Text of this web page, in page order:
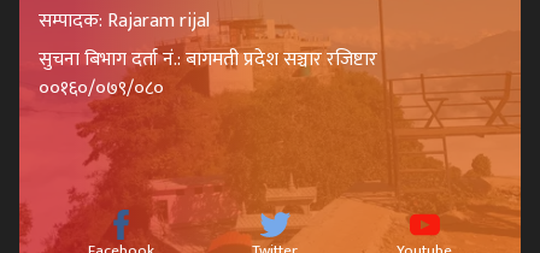
सम्पादक: Rajaram rijal
सुचना बिभाग दर्ता नं.: बागमती प्रदेश सञ्चार रजिष्टार
००१६०/०७९/०८०